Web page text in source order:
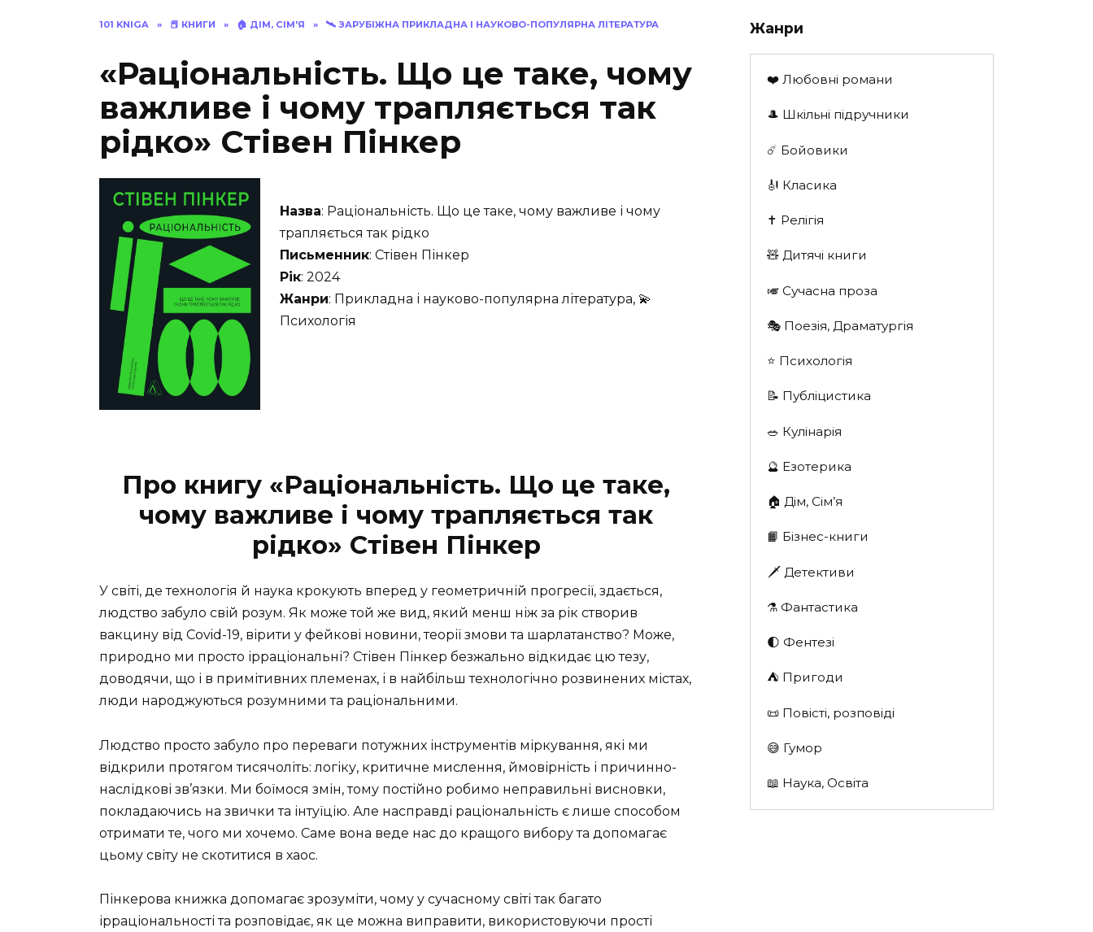
101 KNIGA » 📕 КНИГИ » 🏠 ДІМ, СІМ'Я » 🛰 ЗАРУБІЖНА ПРИКЛАДНА І НАУКОВО-ПОПУЛЯРНА ЛІТЕРАТУРА
«Раціональність. Що це таке, чому
важливе і чому трапляється так
рідко» Стівен Пінкер
Назва: Раціональність. Що це таке, чому важливе і чому
трапляється так рідко
Письменник: Стівен Пінкер
Рік: 2024
Жанри: Прикладна і науково-популярна література, 💫
Психологія
Про книгу «Раціональність. Що це таке,
чому важливе і чому трапляється так
рідко» Стівен Пінкер
У світі, де технологія й наука крокують вперед у геометричній прогресії, здається,
людство забуло свій розум. Як може той же вид, який менш ніж за рік створив
вакцину від Covid-19, вірити у фейкові новини, теорії змови та шарлатанство? Може,
природно ми просто ірраціональні? Стівен Пінкер безжально відкидає цю тезу,
доводячи, що і в примітивних племенах, і в найбільш технологічно розвинених містах,
люди народжуються розумними та раціональними.
Людство просто забуло про переваги потужних інструментів міркування, які ми
відкрили протягом тисячоліть: логіку, критичне мислення, ймовірність і причинно-
наслідкові зв’язки. Ми боїмося змін, тому постійно робимо неправильні висновки,
покладаючись на звички та інтуїцію. Але насправді раціональність є лише способом
отримати те, чого ми хочемо. Саме вона веде нас до кращого вибору та допомагає
цьому світу не скотитися в хаос.
Пінкерова книжка допомагає зрозуміти, чому у сучасному світі так багато
ірраціональності та розповідає, як це можна виправити, використовуючи прості
Жанри
❤️ Любовні романи
🎩 Шкільні підручники
☄️ Бойовики
🎻 Класика
✝️ Релігія
🧸 Дитячі книги
🎺 Сучасна проза
🎭 Поезія, Драматургія
⭐️ Психологія
📝 Публіцистика
🥗 Кулінарія
🔮 Езотерика
🏠 Дім, Сім’я
📙 Бізнес-книги
🗡 Детективи
⚗️ Фантастика
🌓 Фентезі
⛺️ Пригоди
📜 Повісті, розповіді
😅 Гумор
📖 Наука, Освіта